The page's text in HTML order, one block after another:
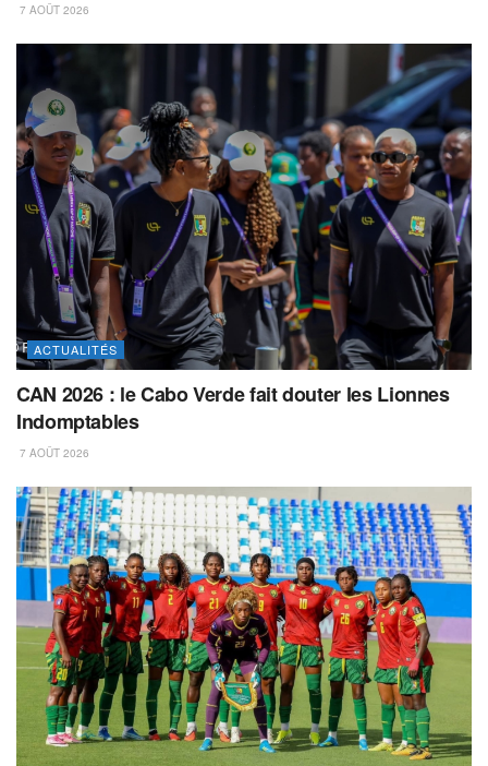
7 AOÛT 2026
ACTUALITÉS
CAN 2026 : le Cabo Verde fait douter les Lionnes
Indomptables
7 AOÛT 2026